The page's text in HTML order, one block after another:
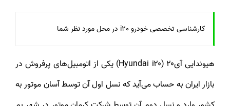
کارشناسی تخصصی خودرو i20 در محل مورد نظر شما
هیوندایی آی۲۰ (Hyundai i۲۰) یکی از اتومبیل‌های پرفروش در
بازار ایران به حساب می‌آید که نسل اول آن توسط آسان موتور به